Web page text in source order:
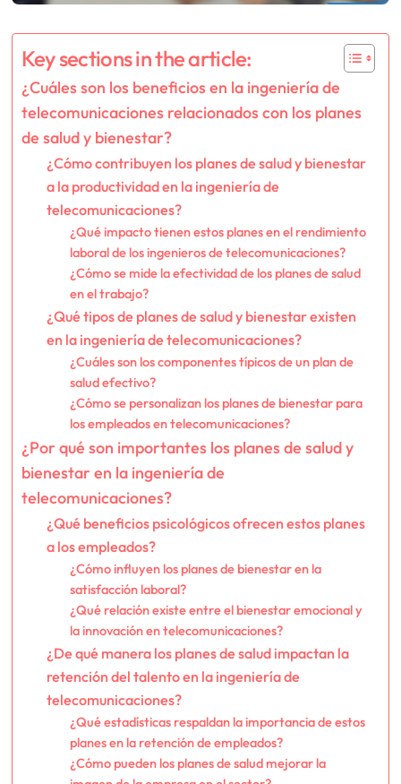
Key sections in the article:
¿Cuáles son los beneficios en la ingeniería de
telecomunicaciones relacionados con los planes
de salud y bienestar?
¿Cómo contribuyen los planes de salud y bienestar
a la productividad en la ingeniería de
telecomunicaciones?
¿Qué impacto tienen estos planes en el rendimiento
laboral de los ingenieros de telecomunicaciones?
¿Cómo se mide la efectividad de los planes de salud
en el trabajo?
¿Qué tipos de planes de salud y bienestar existen
en la ingeniería de telecomunicaciones?
¿Cuáles son los componentes típicos de un plan de
salud efectivo?
¿Cómo se personalizan los planes de bienestar para
los empleados en telecomunicaciones?
¿Por qué son importantes los planes de salud y
bienestar en la ingeniería de
telecomunicaciones?
¿Qué beneficios psicológicos ofrecen estos planes
a los empleados?
¿Cómo influyen los planes de bienestar en la
satisfacción laboral?
¿Qué relación existe entre el bienestar emocional y
la innovación en telecomunicaciones?
¿De qué manera los planes de salud impactan la
retención del talento en la ingeniería de
telecomunicaciones?
¿Qué estadísticas respaldan la importancia de estos
planes en la retención de empleados?
¿Cómo pueden los planes de salud mejorar la